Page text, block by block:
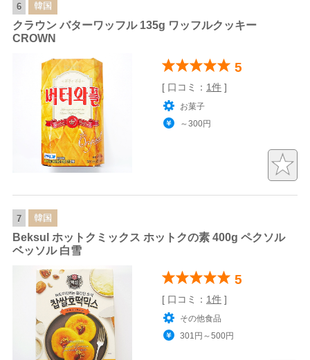
6 韓国
クラウン バターワッフル 135g ワッフルクッキー
CROWN
5
[ 口コミ： 1件 ]
お菓子
～300円
7 韓国
Beksul ホットクミックス ホットクの素 400g ペクソル
ベッソル 白雪
5
[ 口コミ： 1件 ]
その他食品
301円～500円